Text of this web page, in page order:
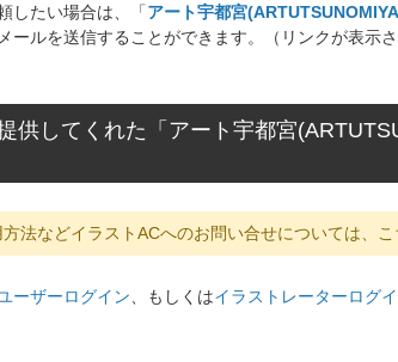
したい場合は、「アート宇都宮
ールを送信することができます。（リンクが表示
供してくれた「アート宇都宮
法などイラストACへのお問い合せについては、
ーザーログイン 、もしくはイラストレーターログ